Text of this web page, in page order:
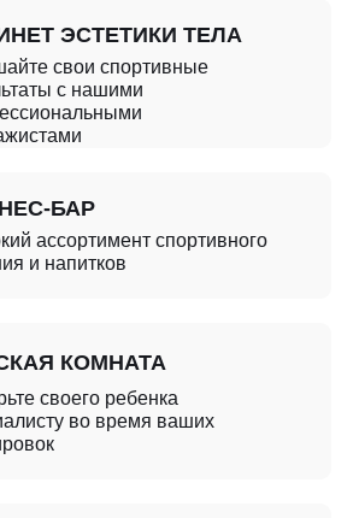
своего ребенка
во время ваших
КОМНАТА
ассортимент спортивного
и напитков
БАР
свои спортивные
с нашими
ЭСТЕТИКИ ТЕЛА